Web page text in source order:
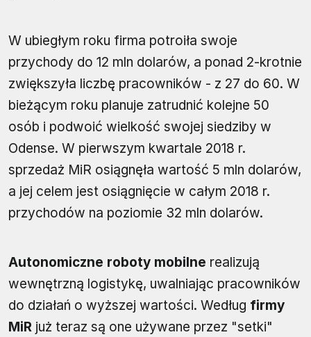
W ubiegłym roku firma potroiła swoje
przychody do 12 mln dolarów, a ponad 2-krotnie
zwiększyła liczbę pracowników - z 27 do 60. W
bieżącym roku planuje zatrudnić kolejne 50
osób i podwoić wielkość swojej siedziby w
Odense. W pierwszym kwartale 2018 r.
sprzedaż MiR osiągnęła wartość 5 mln dolarów,
a jej celem jest osiągnięcie w całym 2018 r.
przychodów na poziomie 32 mln dolarów.
Autonomiczne roboty mobilne realizują
wewnętrzną logistykę, uwalniając pracowników
do działań o wyższej wartości. Według firmy
MiR już teraz są one używane przez "setki"